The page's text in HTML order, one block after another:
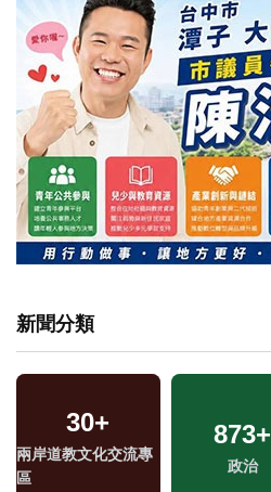
新聞分類
30+
兩岸道教文化交流專
區
873+
政治